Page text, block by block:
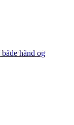
hånd og